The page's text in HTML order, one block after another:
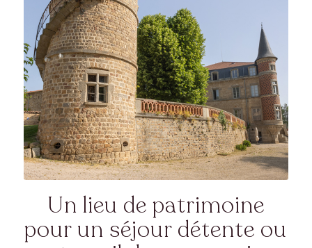
Un lieu de patrimoine
pour un séjour détente ou